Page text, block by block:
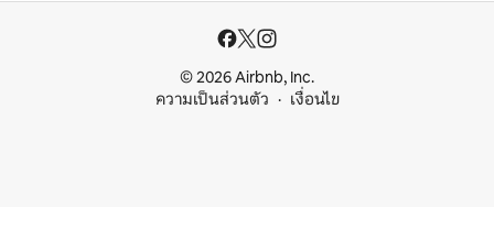
© 2026 Airbnb, Inc.
ความเป็นส่วนตัว
เงื่อนไข